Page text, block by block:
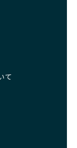
を注いでいま
栄養バランスが
度な運動環境、
ています。
する子犬は、元
力です。
にする重要なポ
は、母犬や兄弟
、子犬が自然に
う育てていま
、ワンちゃんの
ンちゃんやレア
を十分に理解
しています。食
確保するなど、
ています。
のことを指しま
育を続けるか、
が幸せに暮らせ
て